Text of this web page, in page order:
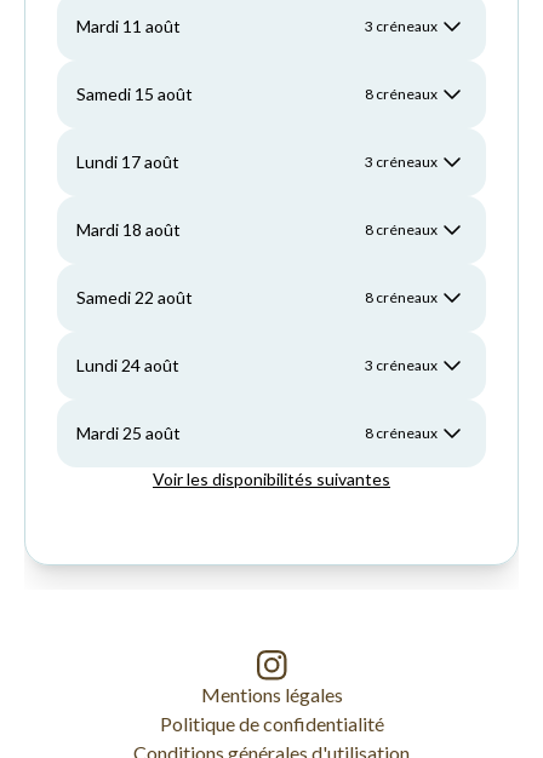
Mentions légales
Politique de confidentialité
Conditions générales d'utilisation